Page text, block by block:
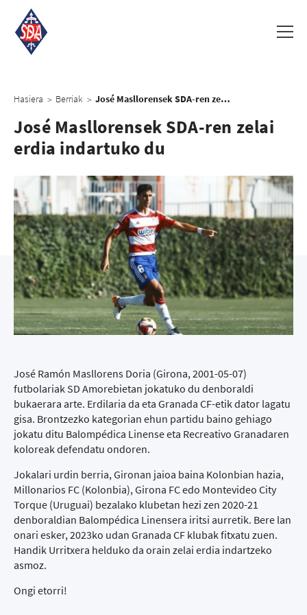
Hasiera > Berriak > José Masllorensek SDA-ren zelai erdia indartuko du
José Masllorensek SDA-ren zelai
erdia indartuko du
José Ramón Masllorens Doria (Girona, 2001-05-07)
futbolariak SD Amorebietan jokatuko du denboraldi
bukaerara arte. Erdilaria da eta Granada CF-etik dator lagatu
gisa. Brontzezko kategorian ehun partidu baino gehiago
jokatu ditu Balompédica Linense eta Recreativo Granadaren
koloreak defendatu ondoren.
Jokalari urdin berria, Gironan jaioa baina Kolonbian hazia,
Millonarios FC (Kolonbia), Girona FC edo Montevideo City
Torque (Uruguai) bezalako klubetan hezi zen 2020-21
denboraldian Balompédica Linensera iritsi aurretik. Bere lan
onari esker, 2023ko udan Granada CF klubak fitxatu zuen.
Handik Urritxera helduko da orain zelai erdia indartzeko
asmoz.
Ongi etorri!